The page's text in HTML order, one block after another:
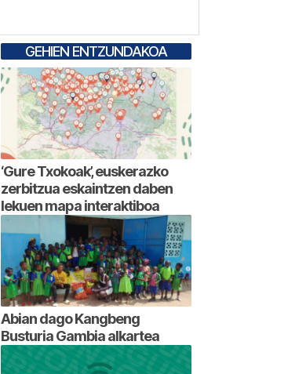
GEHIEN ENTZUNDAKOA
‘Gure Txokoak’, euskerazko
zerbitzua eskaintzen daben
lekuen mapa interaktiboa
Abian dago Kangbeng
Busturia Gambia alkartea